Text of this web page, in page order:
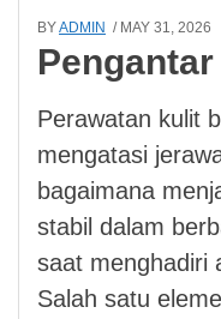
BYADMIN / MAY 31, 2026
Pengantar
Perawatan kulit
mengatasi
bagaimana
stabil dalam
saat menghadiri
Salah satu